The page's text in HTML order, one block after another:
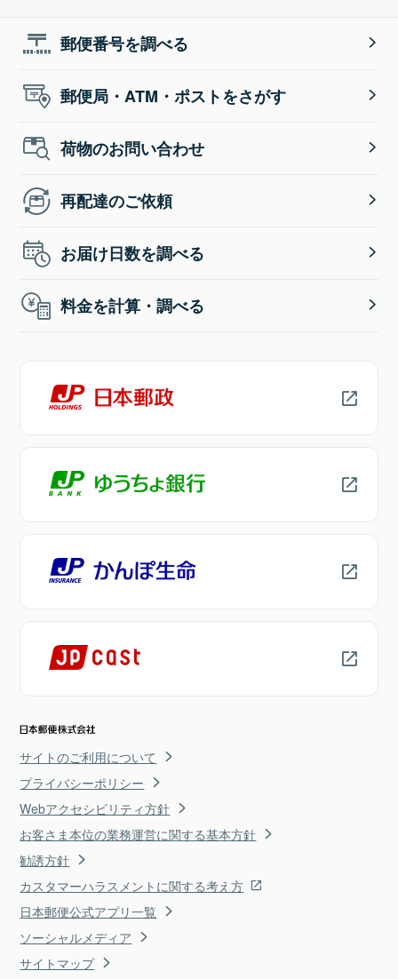
郵便番号を調べる
郵便局・ATM・ポストをさがす
荷物のお問い合わせ
再配達のご依頼
お届け日数を調べる
料金を計算・調べる
サイトのご利用について
プライバシーポリシー
Webアクセシビリティ方針
お客さま本位の業務運営に関する基本方針
勧誘方針
カスタマーハラスメントに関する考え方
日本郵便公式アプリ一覧
ソーシャルメディア
サイトマップ